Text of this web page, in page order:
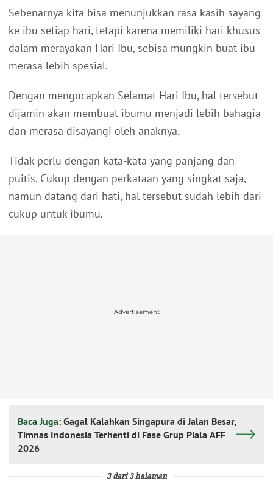
Sebenarnya kita bisa menunjukkan rasa kasih sayang
ke ibu setiap hari, tetapi karena memiliki hari khusus
dalam merayakan Hari Ibu, sebisa mungkin buat ibu
merasa lebih spesial.
Dengan mengucapkan Selamat Hari Ibu, hal tersebut
dijamin akan membuat ibumu menjadi lebih bahagia
dan merasa disayangi oleh anaknya.
Tidak perlu dengan kata-kata yang panjang dan
puitis. Cukup dengan perkataan yang singkat saja,
namun datang dari hati, hal tersebut sudah lebih dari
cukup untuk ibumu.
Advertisement
Baca Juga: Gagal Kalahkan Singapura di Jalan Besar,
Timnas Indonesia Terhenti di Fase Grup Piala AFF
2026
3 dari 3 halaman